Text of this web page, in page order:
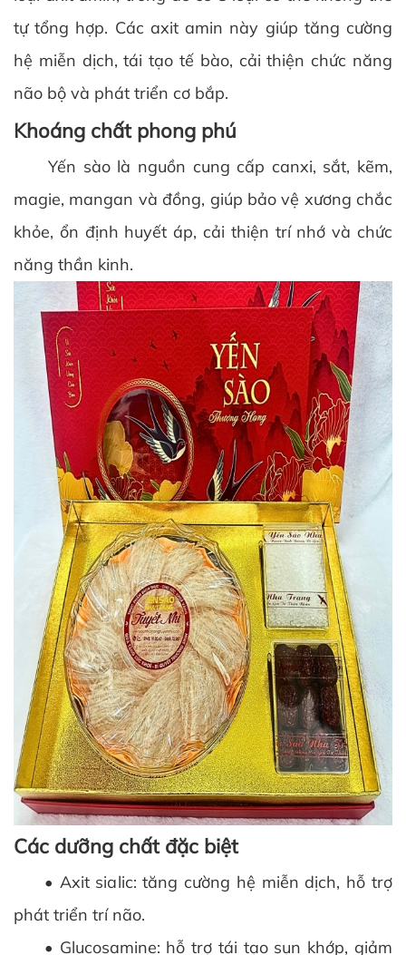
tự tổng hợp. Các axit amin này giúp tăng cường
hệ miễn dịch, tái tạo tế bào, cải thiện chức năng
não bộ và phát triển cơ bắp.
Khoáng chất phong phú
Yến sào là nguồn cung cấp canxi, sắt, kẽm,
magie, mangan và đồng, giúp bảo vệ xương chắc
khỏe, ổn định huyết áp, cải thiện trí nhớ và chức
năng thần kinh.
Các dưỡng chất đặc biệt
• Axit sialic: tăng cường hệ miễn dịch, hỗ trợ
phát triển trí não.
• Glucosamine: hỗ trợ tái tạo sụn khớp, giảm